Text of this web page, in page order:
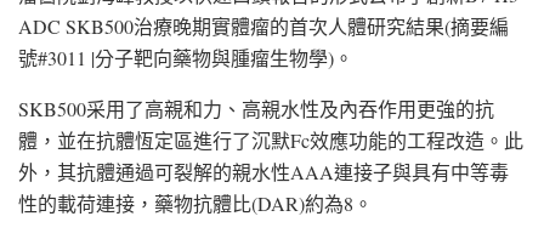
ADC SKB500治療晚期實體瘤的首次人體研究結果(摘要編
號#3011 |分子靶向藥物與腫瘤生物學)。
SKB500采用了高親和力、高親水性及內吞作用更強的抗
體，並在抗體恆定區進行了沉默Fc效應功能的工程改造。此
外，其抗體通過可裂解的親水性AAA連接子與具有中等毒
性的載荷連接，藥物抗體比(DAR)約為8。